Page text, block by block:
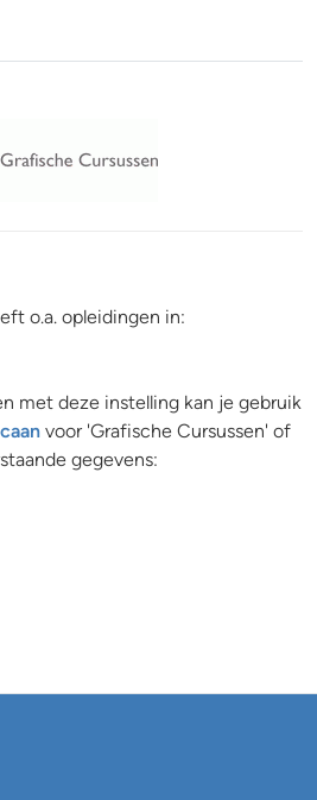
o.a. opleidingen in:
met deze instelling kan je gebruik
voor 'Grafische Cursussen' of
gegevens: